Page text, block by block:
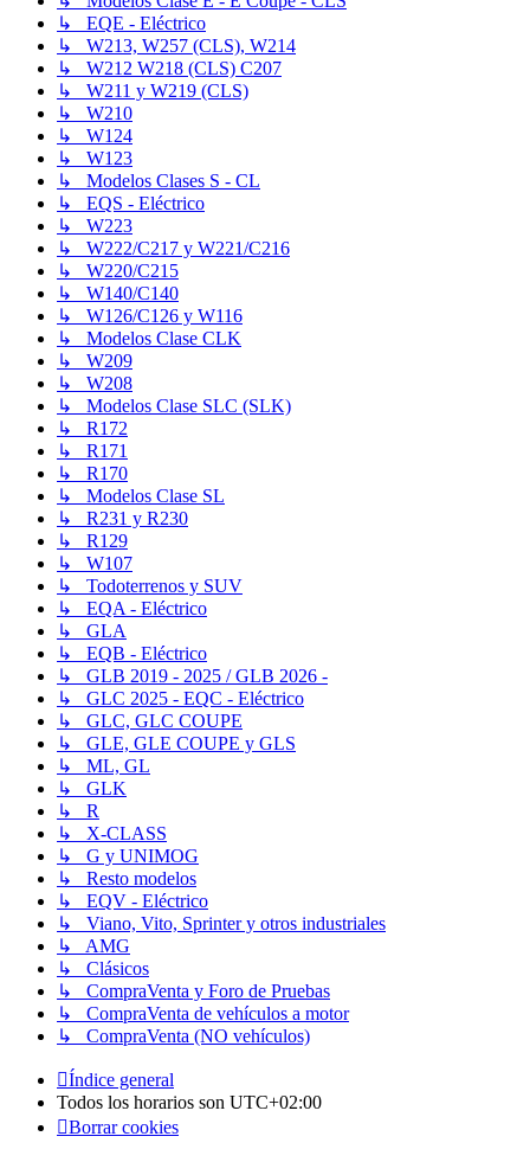
↳ EQE - Eléctrico
↳ W213, W257 (CLS), W214
↳ W212 W218 (CLS) C207
↳ W211 y W219 (CLS)
↳ W210
↳ W124
↳ W123
↳ Modelos Clases S - CL
↳ EQS - Eléctrico
↳ W223
↳ W222/C217 y W221/C216
↳ W220/C215
↳ W140/C140
↳ W126/C126 y W116
↳ Modelos Clase CLK
↳ W209
↳ W208
↳ Modelos Clase SLC (SLK)
↳ R172
↳ R171
↳ R170
↳ Modelos Clase SL
↳ R231 y R230
↳ R129
↳ W107
↳ Todoterrenos y SUV
↳ EQA - Eléctrico
↳ GLA
↳ EQB - Eléctrico
↳ GLB 2019 - 2025 / GLB 2026 -
↳ GLC 2025 - EQC - Eléctrico
↳ GLC, GLC COUPE
↳ GLE, GLE COUPE y GLS
↳ ML, GL
↳ GLK
↳ R
↳ X-CLASS
↳ G y UNIMOG
↳ Resto modelos
↳ EQV - Eléctrico
↳ Viano, Vito, Sprinter y otros industriales
↳ AMG
↳ Clásicos
↳ CompraVenta y Foro de Pruebas
↳ CompraVenta de vehículos a motor
↳ CompraVenta (NO vehículos)
Índice general
Todos los horarios son UTC+02:00
Borrar cookies